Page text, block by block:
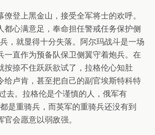
僚登上黑金山，接受全军将士的欢呼。
都心满意足，奉命担任警戒任务保护侧
，就显得十分失落。阿尔玛战斗是一场
一直作为预备队保卫侧翼守着炮兵。在
按捺不住跃跃欲试了，拉格伦心知肚
给卢肯，甚至把自己的副官埃斯特科特
去。拉格伦是个谨慎的人，俄军有
是重骑兵，而英军的重骑兵还没有到
会愿意以弱敌强。